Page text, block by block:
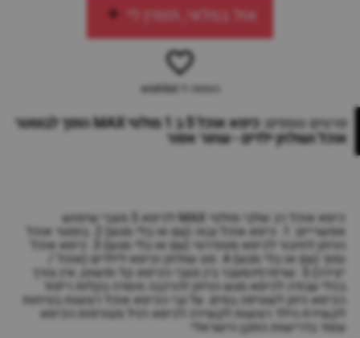
אזל במלאי, תזמין לי
הוספה ל-wishlist
פרטים נוספים: כיסא אוכל 5 ב 1 מולטי MAX הופך לבוסטר
אוכל ושולחן ילדים - שחור אפור
כיסא אוכל רב שלבי מולטי MAX לכיסא 5 מצבי שימוש
אפשריים: 1. כיסא אוכל גבוה (עם או בלי מגש) 2. בוסטר אוכל
הניתן לחיבור לכיסא סטנדרטי (עם או בלי מגש) 3. כיסא אוכל
נמוך (עם או בלי מגש) 4. סט שולחן וכיסא לילדים (אוכל /
יצירה) 5. שרפרףהמעבר בין מצבי הכיסא קל ופשוט, אין צורך
בכלי עבודה לכיסא מגש הניתן להרכבה והסרה בקלות ריפוד
הכיסא ניתן לשטיפה במים. על גבי הכיסא אוכל רצועות בטיחות
לקשירת הילד רצועות לקשירה לכיסא רגיל מצורפות הכיסא
עומד בדרישות התקן הישראלי